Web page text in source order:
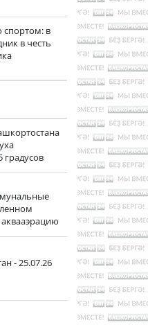
спортом: в
в честь
градусов
- 25.07.26